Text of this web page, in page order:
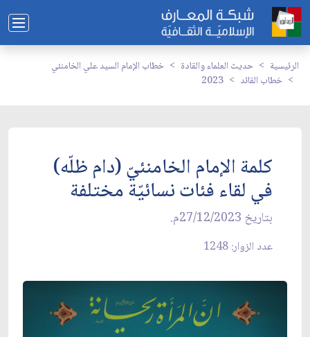
الرئيسية حديث العلماء والقادة
خطاب الإمام السيد علي الخامنئي
خطاب القائد
2023
كلمة الإمام الخامنئيّ (دام ظلّه)
في لقاء فئات نسائيّة مختلفة
بتاريخ 27/12/2023م.
عدد الزوار: 1248